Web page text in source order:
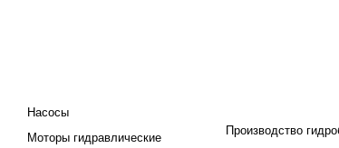
Насосы
Моторы гидравлические
Производство